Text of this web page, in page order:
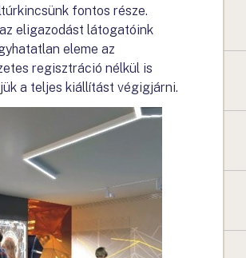
fontos része.
eligazodást látogatóink
eleme az
regisztráció nélkül is
a teljes kiállítást végigjárni.